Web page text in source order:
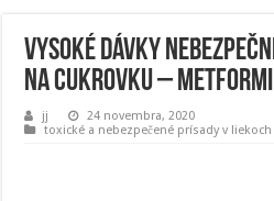
Vysoké dávky
na cukrovku –
jj
24 novembra, 2020
toxické a nebezpečené prísady v liekoch